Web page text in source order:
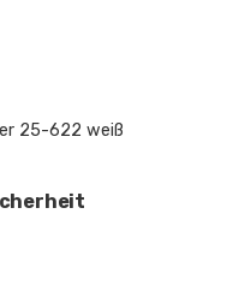
25-622 weiß